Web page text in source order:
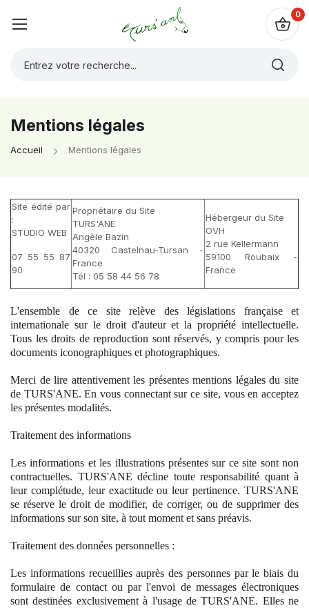
0
Mentions légales
Accueil Mentions légales
Site édité par
:
STUDIO WEB
07 55 55 87
90
Propriétaire du Site
TURS'ANE
Angèle Bazin
40320 Castelnau-Tursan -
France
Tél : 05 58 44 56 78
Hébergeur du Site
OVH
2 rue Kellermann
59100 Roubaix -
France
L'ensemble de ce site relève des législations française et
internationale sur le droit d'auteur et la propriété intellectuelle.
Tous les droits de reproduction sont réservés, y compris pour les
documents iconographiques et photographiques.
Merci de lire attentivement les présentes mentions légales du site
de TURS'ANE. En vous connectant sur ce site, vous en acceptez
les présentes modalités.
Traitement des informations
Les informations et les illustrations présentes sur ce site sont non
contractuelles. TURS'ANE décline toute responsabilité quant à
leur complétude, leur exactitude ou leur pertinence. TURS'ANE
se réserve le droit de modifier, de corriger, ou de supprimer des
informations sur son site, à tout moment et sans préavis.
Traitement des données personnelles :
Les informations recueillies auprès des personnes par le biais du
formulaire de contact ou par l'envoi de messages électroniques
sont destinées exclusivement à l'usage de TURS'ANE. Elles ne